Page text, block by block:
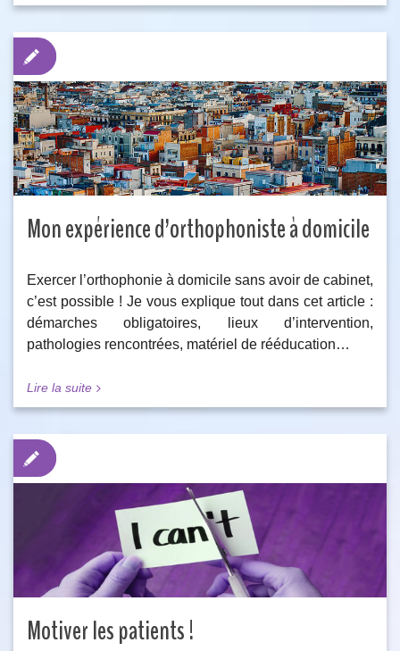
Mon expérience d’orthophoniste à domicile
Exercer l’orthophonie à domicile sans avoir de cabinet,
c’est possible ! Je vous explique tout dans cet article :
démarches obligatoires, lieux d’intervention,
pathologies rencontrées, matériel de rééducation…
Lire la suite
Motiver les patients !